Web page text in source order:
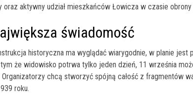
oraz aktywny udział mieszkańców Łowicza w czasie obrony
świadomość
historyczna ma wyglądać wiarygodnie, w planie
że widowisko potrwa tylko jeden dzień, 11 września
chcą stworzyć spójną całość z fragmentów
roku.